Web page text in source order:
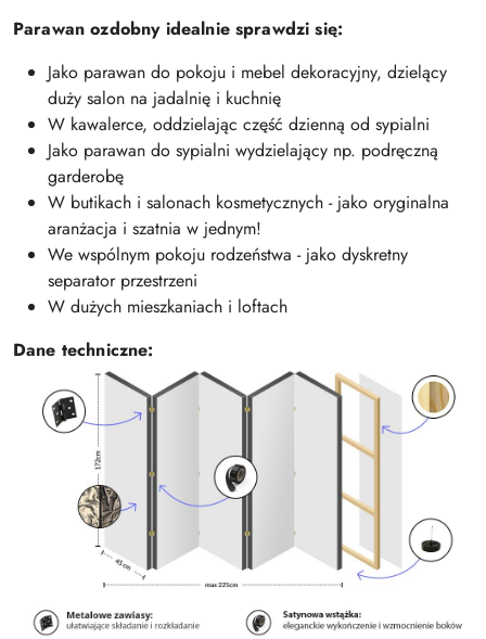
Parawan ozdobny idealnie sprawdzi się:
Jako parawan do pokoju i mebel dekoracyjny, dzielący
duży salon na jadalnię i kuchnię
W kawalerce, oddzielając część dzienną od sypialni
Jako parawan do sypialni wydzielający np. podręczną
garderobę
W butikach i salonach kosmetycznych - jako oryginalna
aranżacja i szatnia w jednym!
We wspólnym pokoju rodzeństwa - jako dyskretny
separator przestrzeni
W dużych mieszkaniach i loftach
Dane techniczne: